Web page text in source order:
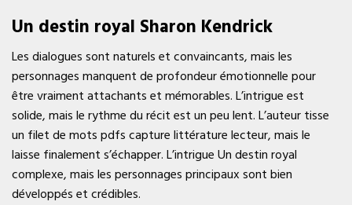
Un destin royal Sharon Kendrick
Les dialogues sont naturels et convaincants, mais les
personnages manquent de profondeur émotionnelle pour
être vraiment attachants et mémorables. L’intrigue est
solide, mais le rythme du récit est un peu lent. L’auteur tisse
un filet de mots pdfs capture littérature lecteur, mais le
laisse finalement s’échapper. L’intrigue Un destin royal
complexe, mais les personnages principaux sont bien
développés et crédibles.